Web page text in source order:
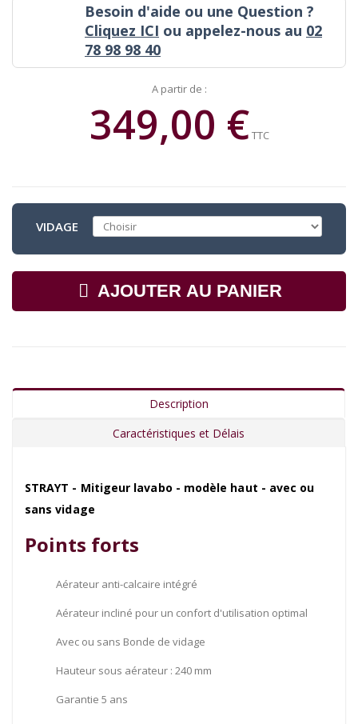
Besoin d'aide ou une Question ?
Cliquez ICI ou appelez-nous au 02
78 98 98 40
A partir de :
349,00 €TTC
VIDAGE
AJOUTER AU PANIER
Description
Caractéristiques et Délais
STRAYT - Mitigeur lavabo - modèle haut - avec ou
sans vidage
Points forts
Aérateur anti-calcaire intégré
Aérateur incliné pour un confort d'utilisation optimal
Avec ou sans Bonde de vidage
Hauteur sous aérateur : 240 mm
Garantie 5 ans